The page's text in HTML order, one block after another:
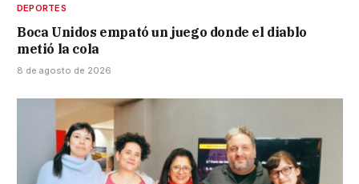
DEPORTES
Boca Unidos empató un juego donde el diablo
metió la cola
8 de agosto de 2026